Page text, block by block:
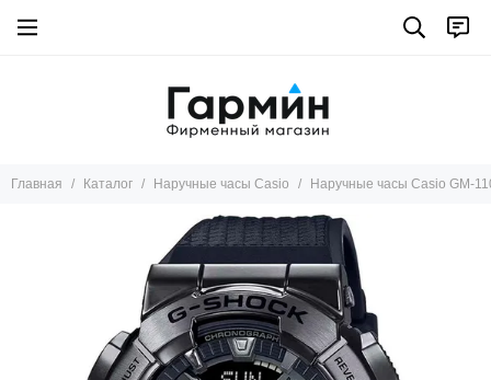
Главная Каталог Наручные часы Casio Наручные часы Casio GM-